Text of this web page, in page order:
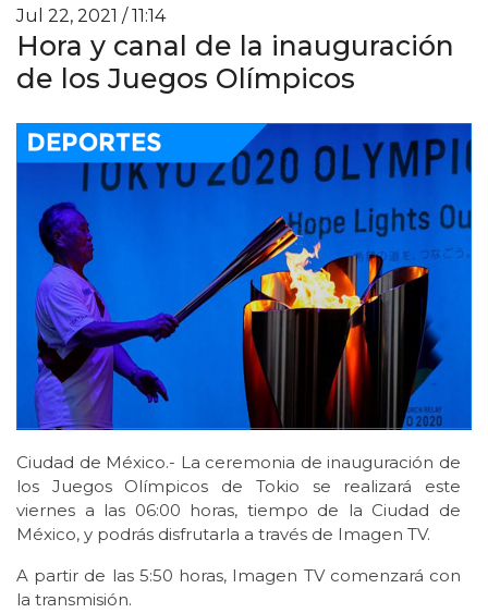
Jul 22, 2021 / 11:14
Hora y canal de la inauguración
de los Juegos Olímpicos
Ciudad de México.- La ceremonia de inauguración de
los Juegos Olímpicos de Tokio se realizará este
viernes a las 06:00 horas, tiempo de la Ciudad de
México, y podrás disfrutarla a través de Imagen TV.
A partir de las 5:50 horas, Imagen TV comenzará con
la transmisión.